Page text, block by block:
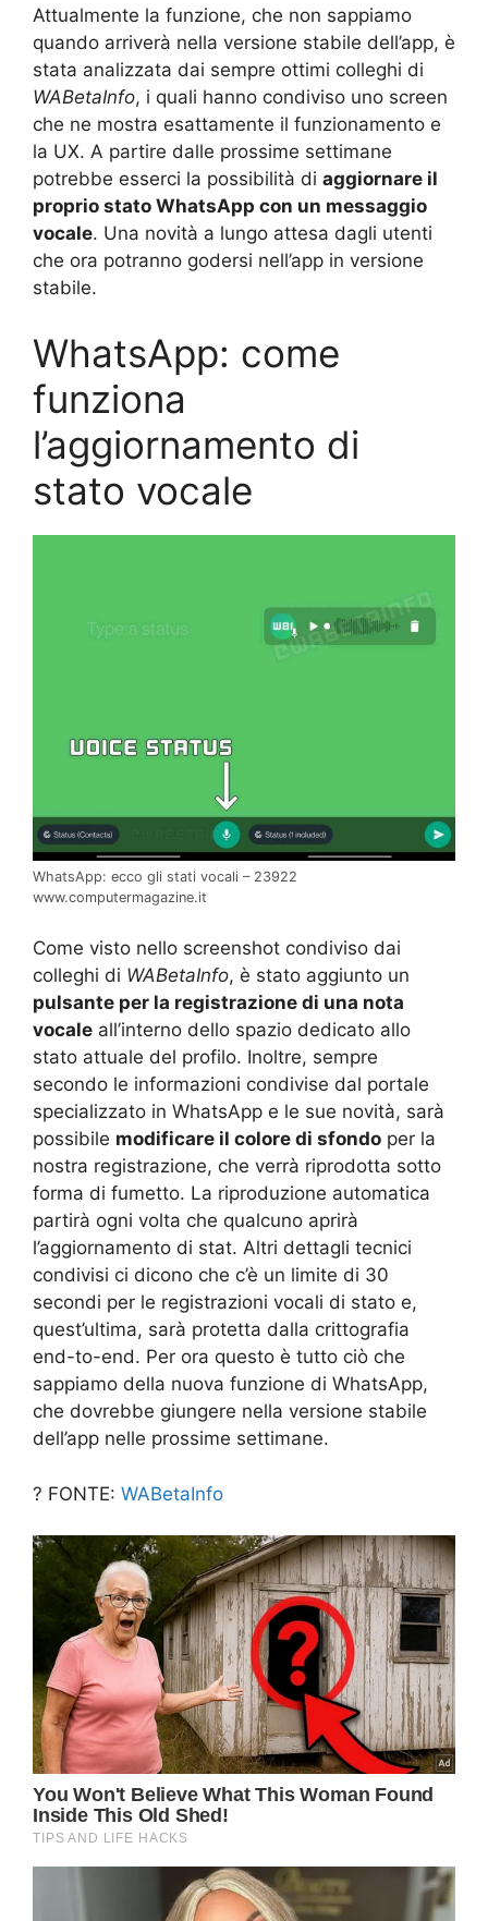
Attualmente la funzione, che non sappiamo
quando arriverà nella versione stabile dell’app, è
stata analizzata dai sempre ottimi colleghi di
WABetaInfo, i quali hanno condiviso uno screen
che ne mostra esattamente il funzionamento e
la UX. A partire dalle prossime settimane
potrebbe esserci la possibilità di aggiornare il
proprio stato WhatsApp con un messaggio
vocale. Una novità a lungo attesa dagli utenti
che ora potranno godersi nell’app in versione
stabile.
WhatsApp: come
funziona
l’aggiornamento di
stato vocale
WhatsApp: ecco gli stati vocali – 23922
www.computermagazine.it
Come visto nello screenshot condiviso dai
colleghi di WABetaInfo, è stato aggiunto un
pulsante per la registrazione di una nota
vocale all’interno dello spazio dedicato allo
stato attuale del profilo. Inoltre, sempre
secondo le informazioni condivise dal portale
specializzato in WhatsApp e le sue novità, sarà
possibile modificare il colore di sfondo per la
nostra registrazione, che verrà riprodotta sotto
forma di fumetto. La riproduzione automatica
partirà ogni volta che qualcuno aprirà
l’aggiornamento di stat. Altri dettagli tecnici
condivisi ci dicono che c’è un limite di 30
secondi per le registrazioni vocali di stato e,
quest’ultima, sarà protetta dalla crittografia
end-to-end. Per ora questo è tutto ciò che
sappiamo della nuova funzione di WhatsApp,
che dovrebbe giungere nella versione stabile
dell’app nelle prossime settimane.
? FONTE: WABetaInfo